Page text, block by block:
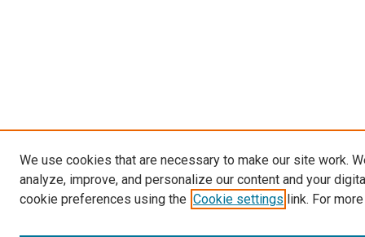
We use cookies that are necessary to make our site work.
analyze, improve, and personalize our content and your
cookie preferences using the Cookie settings link. For